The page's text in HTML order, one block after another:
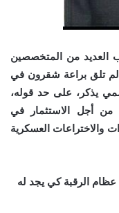
العديد من المتخصصين
لم تلق براعة شقرون في
يذكر، على حد قوله،
من أجل الاستثمار في
والاختراعات العسكرية
عظام الرقبة كي يجد له